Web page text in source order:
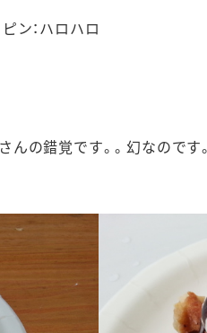
ン：ハロハロ
んの錯覚です。。幻なのです。